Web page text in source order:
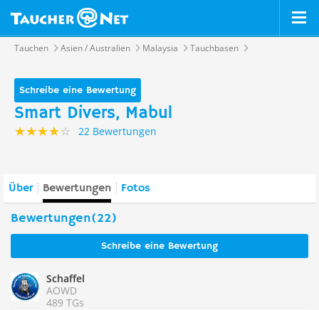
Tauchen Asien / Australien Malaysia Tauchbasen
Schreibe eine Bewertung
Smart Divers, Mabul
22 Bewertungen
Über Bewertungen Fotos
Bewertungen(22)
Schreibe eine Bewertung
Schaffel
AOWD
489 TGs